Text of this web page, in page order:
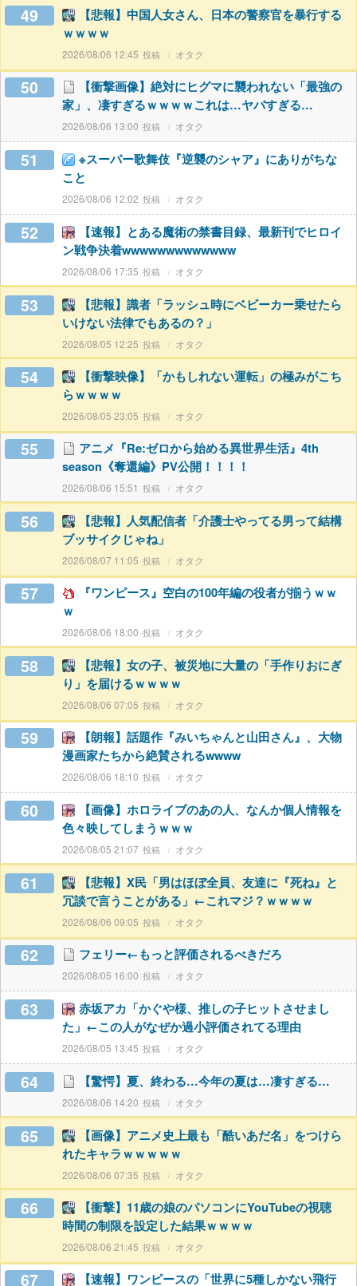
49
【悲報】中国人女さん、日本の警察官を暴行する
ｗｗｗｗ
2026/08/06 12:45 オタク
50
【衝撃画像】絶対にヒグマに襲われない「最強の
家」、凄すぎるｗｗｗｗこれは…ヤバすぎる…
2026/08/06 13:00 オタク
51
※スーパー歌舞伎『逆襲のシャア』にありがちな
こと
2026/08/06 12:02 オタク
52
【速報】とある魔術の禁書目録、最新刊でヒロイ
ン戦争決着wwwwwwwwwwwww
2026/08/06 17:35 オタク
53
【悲報】識者「ラッシュ時にベビーカー乗せたら
いけない法律でもあるの？」
2026/08/05 12:25 オタク
54
【衝撃映像】「かもしれない運転」の極みがこち
らｗｗｗｗ
2026/08/05 23:05 オタク
55
アニメ『Re:ゼロから始める異世界生活』4th
season《奪還編》PV公開！！！！
2026/08/06 15:51 オタク
56
【悲報】人気配信者「介護士やってる男って結構
ブッサイクじゃね」
2026/08/07 11:05 オタク
57
『ワンピース』空白の100年編の役者が揃うｗｗ
ｗ
2026/08/06 18:00 オタク
58
【悲報】女の子、被災地に大量の「手作りおにぎ
り」を届けるｗｗｗｗ
2026/08/06 07:05 オタク
59
【朗報】話題作『みいちゃんと山田さん』、大物
漫画家たちから絶賛されるwwww
2026/08/06 18:10 オタク
60
【画像】ホロライブのあの人、なんか個人情報を
色々映してしまうｗｗｗ
2026/08/05 21:07 オタク
61
【悲報】X民「男はほぼ全員、友達に『死ね』と
冗談で言うことがある」←これマジ？ｗｗｗｗ
2026/08/06 09:05 オタク
62 フェリー←もっと評価されるべきだろ
2026/08/05 16:00 オタク
63
赤坂アカ「かぐや様、推しの子ヒットさせまし
た」←この人がなぜか過小評価されてる理由
2026/08/05 13:45 オタク
64 【驚愕】夏、終わる…今年の夏は…凄すぎる…
2026/08/06 14:20 オタク
65
【画像】アニメ史上最も「酷いあだ名」をつけら
れたキャラｗｗｗｗｗ
2026/08/06 07:35 オタク
66
【衝撃】11歳の娘のパソコンにYouTubeの視聴
時間の制限を設定した結果ｗｗｗｗ
2026/08/06 21:45 オタク
67 【速報】ワンピースの「世界に5種しかない飛行